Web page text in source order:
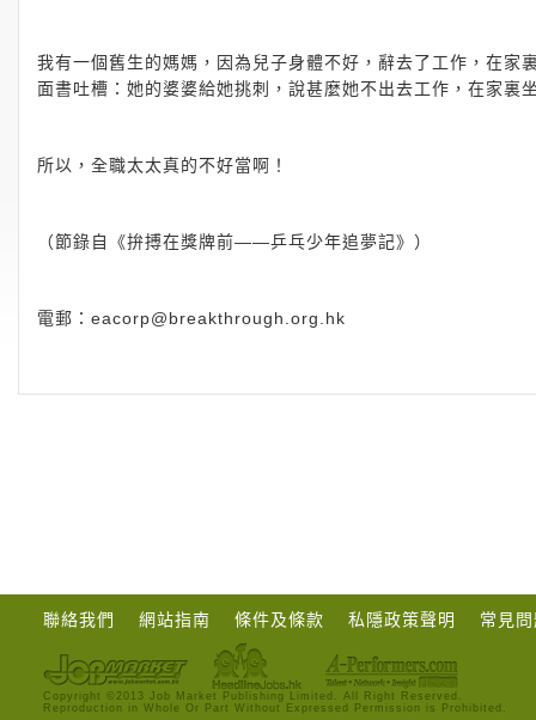
我有一個舊生的媽媽，因為兒子身體不好，辭去了工作，在
面書吐槽：她的婆婆給她挑刺，說甚麼她不出去工作，在家裏
所以，全職太太真的不好當啊！
（節錄自《拚搏在獎牌前——乒乓少年追夢記》）
電郵： eacorp@breakthrough.org.hk
聯絡我們 網站指南 條件及條款 私隱政策聲明 常見
Copyright ©2013 Job Market Publishing Limited. All Right Reserved.
Reproduction in Whole Or Part Without Expressed Permission is Prohibited.